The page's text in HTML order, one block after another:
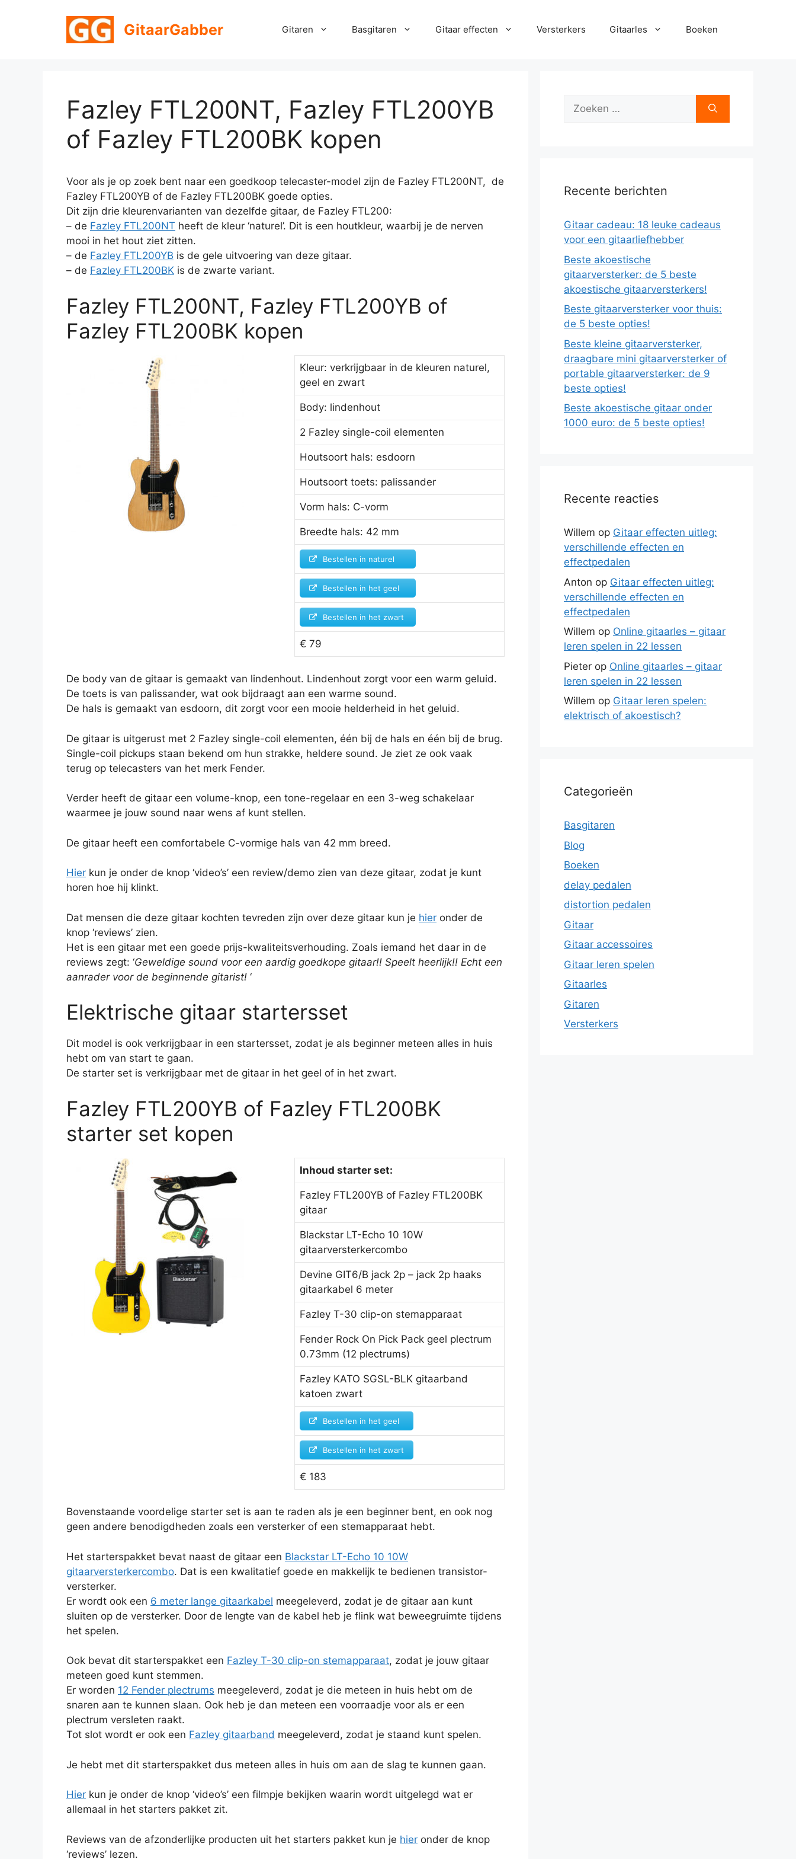
GitaarGabber Gitaren Basgitaren Gitaar effecten Versterkers Gitaarles Boeken
Fazley FTL200NT, Fazley FTL200YB
of Fazley FTL200BK kopen
Voor als je op zoek bent naar een goedkoop telecaster-model zijn de Fazley FTL200NT, de
Fazley FTL200YB of de Fazley FTL200BK goede opties.
Dit zijn drie kleurenvarianten van dezelfde gitaar, de Fazley FTL200:
– de Fazley FTL200NT heeft de kleur ‘naturel’. Dit is een houtkleur, waarbij je de nerven
mooi in het hout ziet zitten.
– de Fazley FTL200YB is de gele uitvoering van deze gitaar.
– de Fazley FTL200BK is de zwarte variant.
Fazley FTL200NT, Fazley FTL200YB of
Fazley FTL200BK kopen
Kleur: verkrijgbaar in de kleuren naturel,
geel en zwart
Body: lindenhout
2 Fazley single-coil elementen
Houtsoort hals: esdoorn
Houtsoort toets: palissander
Vorm hals: C-vorm
Breedte hals: 42 mm
Bestellen in naturel
Bestellen in het geel
Bestellen in het zwart
€ 79
De body van de gitaar is gemaakt van lindenhout. Lindenhout zorgt voor een warm geluid.
De toets is van palissander, wat ook bijdraagt aan een warme sound.
De hals is gemaakt van esdoorn, dit zorgt voor een mooie helderheid in het geluid.
De gitaar is uitgerust met 2 Fazley single-coil elementen, één bij de hals en één bij de brug.
Single-coil pickups staan bekend om hun strakke, heldere sound. Je ziet ze ook vaak
terug op telecasters van het merk Fender.
Verder heeft de gitaar een volume-knop, een tone-regelaar en een 3-weg schakelaar
waarmee je jouw sound naar wens af kunt stellen.
De gitaar heeft een comfortabele C-vormige hals van 42 mm breed.
Hier kun je onder de knop ‘video’s’ een review/demo zien van deze gitaar, zodat je kunt
horen hoe hij klinkt.
Dat mensen die deze gitaar kochten tevreden zijn over deze gitaar kun je hier onder de
knop ‘reviews’ zien.
Het is een gitaar met een goede prijs-kwaliteitsverhouding. Zoals iemand het daar in de
reviews zegt: ‘Geweldige sound voor een aardig goedkope gitaar!! Speelt heerlijk!! Echt een
aanrader voor de beginnende gitarist! ‘
Elektrische gitaar startersset
Dit model is ook verkrijgbaar in een startersset, zodat je als beginner meteen alles in huis
hebt om van start te gaan.
De starter set is verkrijgbaar met de gitaar in het geel of in het zwart.
Fazley FTL200YB of Fazley FTL200BK
starter set kopen
Inhoud starter set:
Fazley FTL200YB of Fazley FTL200BK
gitaar
Blackstar LT-Echo 10 10W
gitaarversterkercombo
Devine GIT6/B jack 2p – jack 2p haaks
gitaarkabel 6 meter
Fazley T-30 clip-on stemapparaat
Fender Rock On Pick Pack geel plectrum
0.73mm (12 plectrums)
Fazley KATO SGSL-BLK gitaarband
katoen zwart
Bestellen in het geel
Bestellen in het zwart
€ 183
Bovenstaande voordelige starter set is aan te raden als je een beginner bent, en ook nog
geen andere benodigdheden zoals een versterker of een stemapparaat hebt.
Het starterspakket bevat naast de gitaar een Blackstar LT-Echo 10 10W
gitaarversterkercombo. Dat is een kwalitatief goede en makkelijk te bedienen transistor-
versterker.
Er wordt ook een 6 meter lange gitaarkabel meegeleverd, zodat je de gitaar aan kunt
sluiten op de versterker. Door de lengte van de kabel heb je flink wat beweegruimte tijdens
het spelen.
Ook bevat dit starterspakket een Fazley T-30 clip-on stemapparaat, zodat je jouw gitaar
meteen goed kunt stemmen.
Er worden 12 Fender plectrums meegeleverd, zodat je die meteen in huis hebt om de
snaren aan te kunnen slaan. Ook heb je dan meteen een voorraadje voor als er een
plectrum versleten raakt.
Tot slot wordt er ook een Fazley gitaarband meegeleverd, zodat je staand kunt spelen.
Je hebt met dit starterspakket dus meteen alles in huis om aan de slag te kunnen gaan.
Hier kun je onder de knop ‘video’s’ een filmpje bekijken waarin wordt uitgelegd wat er
allemaal in het starters pakket zit.
Reviews van de afzonderlijke producten uit het starters pakket kun je hier onder de knop
‘reviews’ lezen.
Zoek
Recente berichten
Gitaar cadeau: 18 leuke cadeaus
voor een gitaarliefhebber
Beste akoestische
gitaarversterker: de 5 beste
akoestische gitaarversterkers!
Beste gitaarversterker voor thuis:
de 5 beste opties!
Beste kleine gitaarversterker,
draagbare mini gitaarversterker of
portable gitaarversterker: de 9
beste opties!
Beste akoestische gitaar onder
1000 euro: de 5 beste opties!
Recente reacties
Willem op Gitaar effecten uitleg:
verschillende effecten en
effectpedalen
Anton op Gitaar effecten uitleg:
verschillende effecten en
effectpedalen
Willem op Online gitaarles – gitaar
leren spelen in 22 lessen
Pieter op Online gitaarles – gitaar
leren spelen in 22 lessen
Willem op Gitaar leren spelen:
elektrisch of akoestisch?
Categorieën
Basgitaren
Blog
Boeken
delay pedalen
distortion pedalen
Gitaar
Gitaar accessoires
Gitaar leren spelen
Gitaarles
Gitaren
Versterkers